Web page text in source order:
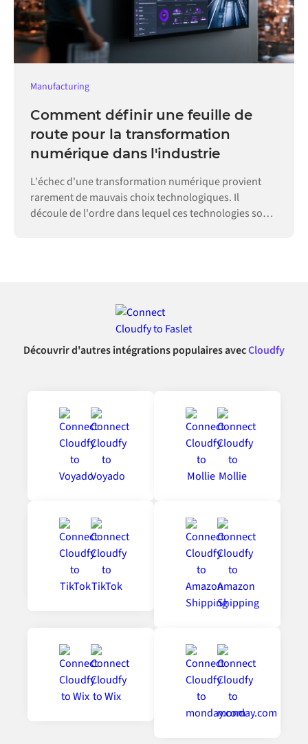
Manufacturing
Comment définir une feuille de
route pour la transformation
numérique dans l'industrie
L'échec d'une transformation numérique provient
rarement de mauvais choix technologiques. Il
découle de l'ordre dans lequel ces technologies sont
Découvrir d'autres intégrations populaires avecCloudfy